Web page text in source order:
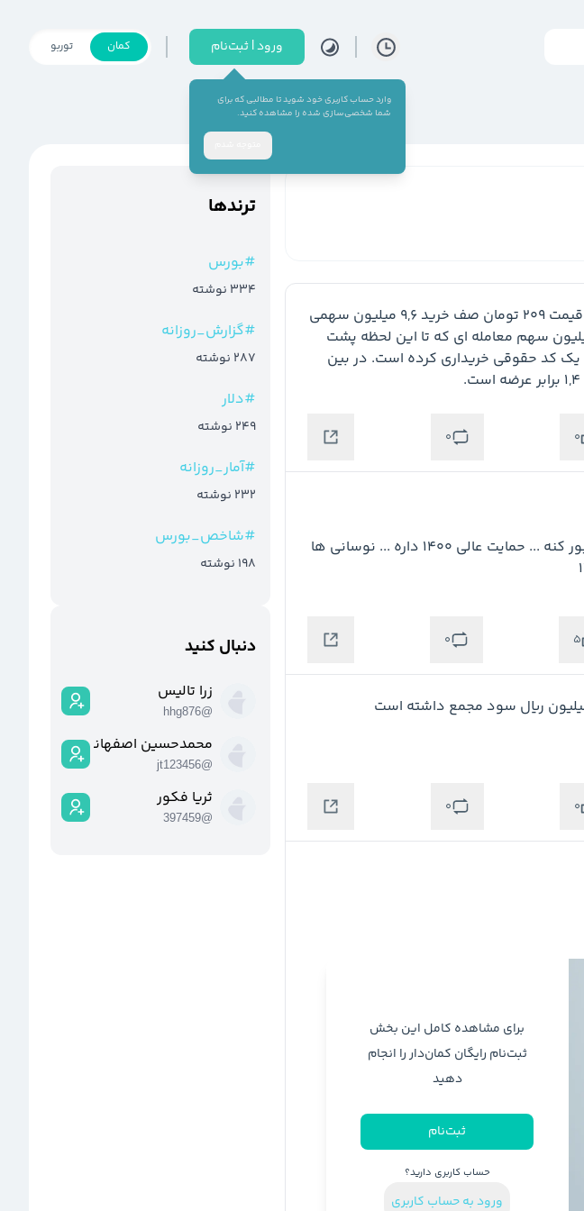
ورود | ثبت‌نام
وارد حساب کاربری خود شوید تا مطالبی که برای
شما شخصی‌سازی شده را مشاهده کنید.
کمان توربو
0
0
5
0
0
0
برای مشاهده کامل این بخش
ثبت‌نام رایگان کمان‌دار را انجام
دهید
ثبت‌نام
حساب کاربری دارید؟
ورود به حساب کاربری
ترند‌ها
#بورس
334 نوشته
#گزارش_روزانه
287 نوشته
#دلار
249 نوشته
#آمار_روزانه
232 نوشته
#شاخص_بورس
198 نوشته
دنبال کنید
زرا تالیس
@
hhg876
محمدحسین اصفهانی
@
jt123456
ثریا فکور
@
397459